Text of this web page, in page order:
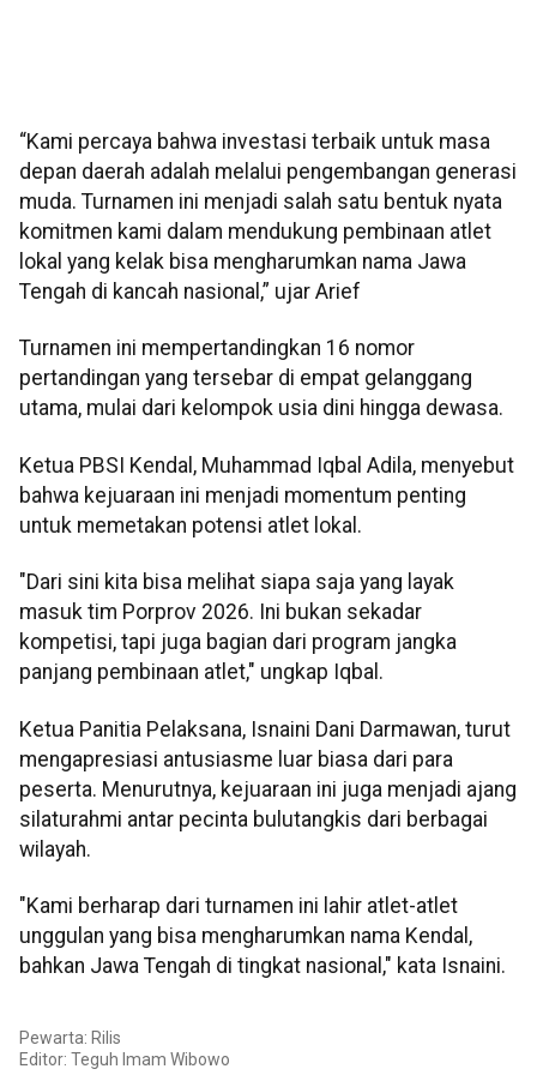
“Kami percaya bahwa investasi terbaik untuk masa
depan daerah adalah melalui pengembangan generasi
muda. Turnamen ini menjadi salah satu bentuk nyata
komitmen kami dalam mendukung pembinaan atlet
lokal yang kelak bisa mengharumkan nama Jawa
Tengah di kancah nasional,” ujar Arief
Turnamen ini mempertandingkan 16 nomor
pertandingan yang tersebar di empat gelanggang
utama, mulai dari kelompok usia dini hingga dewasa.
Ketua PBSI Kendal, Muhammad Iqbal Adila, menyebut
bahwa kejuaraan ini menjadi momentum penting
untuk memetakan potensi atlet lokal.
"Dari sini kita bisa melihat siapa saja yang layak
masuk tim Porprov 2026. Ini bukan sekadar
kompetisi, tapi juga bagian dari program jangka
panjang pembinaan atlet," ungkap Iqbal.
Ketua Panitia Pelaksana, Isnaini Dani Darmawan, turut
mengapresiasi antusiasme luar biasa dari para
peserta. Menurutnya, kejuaraan ini juga menjadi ajang
silaturahmi antar pecinta bulutangkis dari berbagai
wilayah.
"Kami berharap dari turnamen ini lahir atlet-atlet
unggulan yang bisa mengharumkan nama Kendal,
bahkan Jawa Tengah di tingkat nasional," kata Isnaini.
Pewarta: Rilis
Editor: Teguh Imam Wibowo